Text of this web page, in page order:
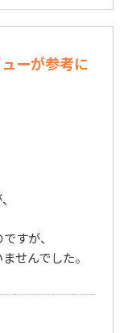
ーが参考に
すが、
せんでした。